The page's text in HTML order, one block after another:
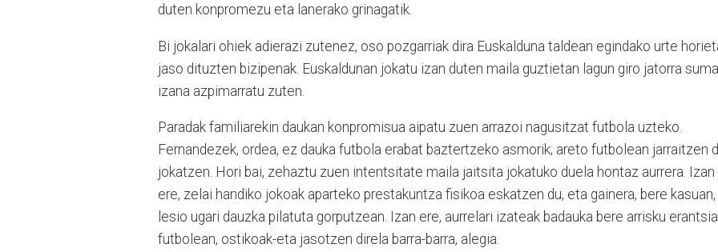
duten konpromezu eta lanerako grinagatik.
Bi jokalari ohiek adierazi zutenez, oso pozgarriak dira Euskalduna taldean egindako urte
jaso dituzten bizipenak. Euskaldunan jokatu izan duten maila guztietan lagun giro jatorra
izana azpimarratu zuten.
Paradak familiarekin daukan konpromisua aipatu zuen arrazoi nagusitzat futbola uzteko.
Fernandezek, ordea, ez dauka futbola erabat baztertzeko asmorik; areto futbolean jarraitzen
jokatzen. Hori bai, zehaztu zuen intentsitate maila jaitsita jokatuko duela hontaz aurrera. Izan
ere, zelai handiko jokoak aparteko prestakuntza fisikoa eskatzen du, eta gainera, bere kasuan,
lesio ugari dauzka pilatuta gorputzean. Izan ere, aurrelari izateak badauka bere arrisku erantsia
futbolean, ostikoak-eta jasotzen direla barra-barra, alegia.